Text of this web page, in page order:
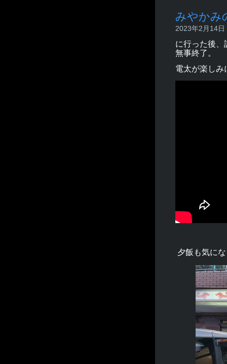
みやかみ
2023年2月14
に行った後、
無事終了。
電太が楽しみ
夕飯も気に